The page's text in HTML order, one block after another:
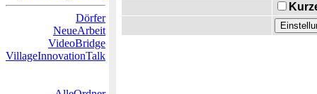
Dörfer
NeueArbeit
VideoBridge
VillageInnovationTalk